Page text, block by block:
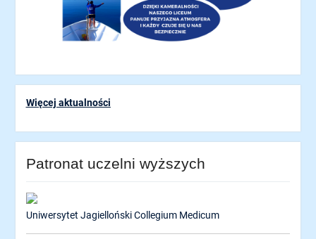
Więcej aktualności
Patronat uczelni wyższych
Uniwersytet Jagielloński Collegium Medicum